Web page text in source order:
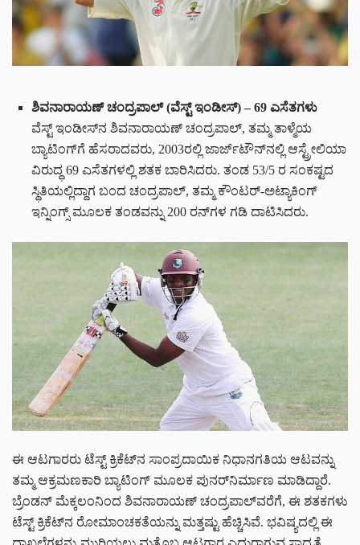
ಶಿವನಾರಾಯಣ್ ಚಂದ್ರಪಾಲ್ (ವೆಸ್ಟ್ ಇಂಡೀಸ್) – 69 ಎಸೆತಗಳು
ವೆಸ್ಟ್ ಇಂಡೀಸ್‌ನ ಶಿವನಾರಾಯಣ್ ಚಂದ್ರಪಾಲ್, ತಮ್ಮ ತಾಳ್ಮೆಯ
ಬ್ಯಾಟಿಂಗ್‌ಗೆ ಹೆಸರಾದವರು, 2003ರಲ್ಲಿ ಜಾರ್ಜ್‌ಟೌನ್‌ನಲ್ಲಿ ಆಸ್ಟ್ರೇಲಿಯಾ
ವಿರುದ್ಧ 69 ಎಸೆತಗಳಲ್ಲಿ ಶತಕ ಬಾರಿಸಿದರು. ತಂಡ 53/5 ರ ಸಂಕಷ್ಟದ
ಸ್ಥಿತಿಯಲ್ಲಿದ್ದಾಗ ಬಂದ ಚಂದ್ರಪಾಲ್, ತಮ್ಮ ಕೌಂಟರ್-ಅಟ್ಯಾಕಿಂಗ್
ಇನ್ನಿಂಗ್ಸ್ ಮೂಲಕ ತಂಡವನ್ನು 200 ರನ್‌ಗಳ ಗಡಿ ದಾಟಿಸಿದರು.
ಈ ಆಟಗಾರರು ಟೆಸ್ಟ್ ಕ್ರಿಕೆಟ್‌ನ ಸಾಂಪ್ರದಾಯಿಕ ನಿಧಾನಗತಿಯ ಆಟವನ್ನು
ತಮ್ಮ ಆಕ್ರಮಣಕಾರಿ ಬ್ಯಾಟಿಂಗ್ ಮೂಲಕ ಪುನರ್‌ನಿರ್ಮಾಣ ಮಾಡಿದ್ದಾರೆ.
ಬ್ರೆಂಡನ್ ಮೆಕ್ಕಲಂನಿಂದ ಶಿವನಾರಾಯಣ್ ಚಂದ್ರಪಾಲ್‌ವರೆಗೆ, ಈ ಶತಕಗಳು
ಟೆಸ್ಟ್ ಕ್ರಿಕೆಟ್‌ನ ರೋಮಾಂಚಕತೆಯನ್ನು ಮತ್ತಷ್ಟು ಹೆಚ್ಚಿಸಿವೆ. ಭವಿಷ್ಯದಲ್ಲಿ ಈ